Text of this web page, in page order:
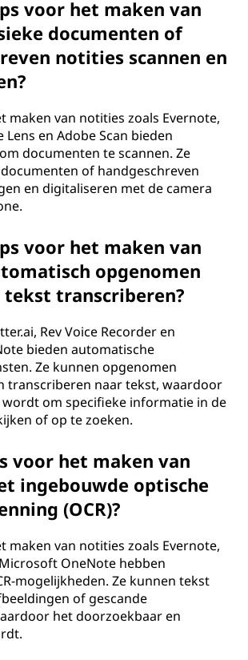
voor het maken van
documenten of
notities scannen en
maken van notities zoals Evernote,
en Adobe Scan bieden
documenten te scannen. Ze
of handgeschreven
en digitaliseren met de camera
voor het maken van
opgenomen
tekst transcriberen?
Rev Voice Recorder en
bieden automatische
Ze kunnen opgenomen
transcriberen naar tekst, waardoor
om specifieke informatie in de
of op te zoeken.
voor het maken van
ingebouwde optische
(OCR)?
maken van notities zoals Evernote,
OneNote hebben
mogelijkheden. Ze kunnen tekst
of gescande
het doorzoekbaar en